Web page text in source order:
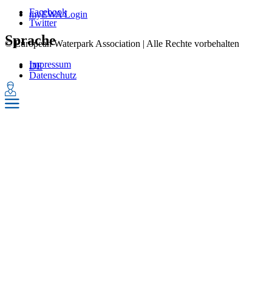
myEWA Login
Sprache
DE
Facebook
Twitter
© European Waterpark Association | Alle Rechte vorbehalten
Impressum
Datenschutz